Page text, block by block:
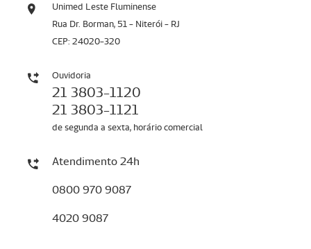
Unimed Leste Fluminense
Rua Dr. Borman, 51 - Niterói - RJ
CEP: 24020-320
Ouvidoria
21 3803-1120
21 3803-1121
de segunda a sexta, horário comercial
Atendimento 24h
0800 970 9087
4020 9087